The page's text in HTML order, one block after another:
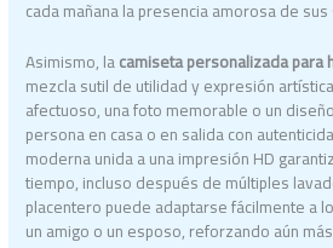
cada mañana la presencia amorosa de
Asimismo, lacamiseta personalizada para
mezcla sutil de utilidad y expresión
afectuoso, una foto memorable o un
persona en casa o en salida con
moderna unida a una impresión HD
tiempo, incluso después de múltiples
placentero puede adaptarse fácilmente a
un amigo o un esposo, reforzando aún